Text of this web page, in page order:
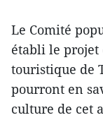
Le Comité
établi le
touristique de
pourront en
culture de cet